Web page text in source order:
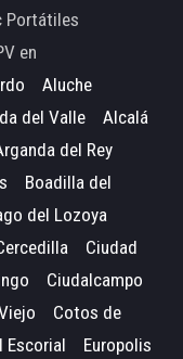
Portátiles
en
Aluche
del Valle
Alcalá
del Rey
Boadilla del
del Lozoya
Ciudad
Ciudalcampo
Cotos de
Escorial
Europolis